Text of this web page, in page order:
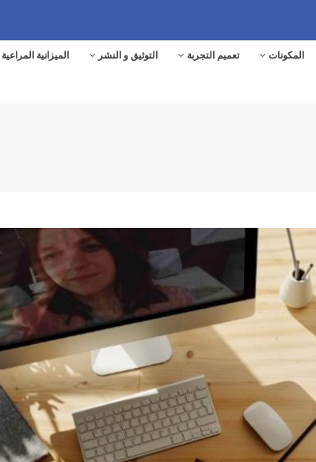
المكونات تعميم التجربة التوثيق و النشر الميزانية